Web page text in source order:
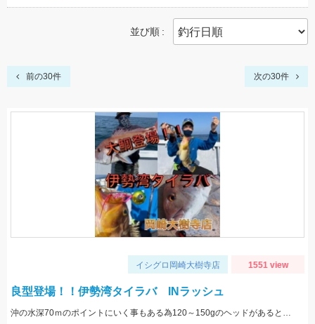
並び順
前の30件 次の30件
イシグロ岡崎大樹寺店 1551 view
良型登場！！伊勢湾タイラバ INラッシュ
沖の水深70ｍのポイントにいく事もある為120～150gのヘッドがあると良いです。